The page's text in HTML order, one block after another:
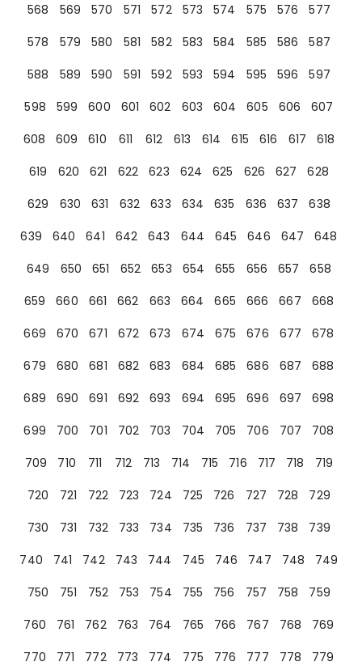
568
569 570 571 572 573 574 575 576
577
578
579 580 581 582 583 584 585 586
587
588
589 590 591 592 593 594 595 596
597
598
599 600 601 602 603 604 605 606
607
608
609 610 611 612 613 614 615 616 617
618
619
620 621 622 623 624 625 626 627
628
629
630 631 632 633 634 635 636 637
638
639
640 641 642 643 644 645 646 647
648
649
650 651 652 653 654 655 656 657
658
659
660 661 662 663 664 665 666 667
668
669
670 671 672 673 674 675 676 677
678
679
680 681 682 683 684 685 686 687
688
689
690 691 692 693 694 695 696 697
698
699
700 701 702 703 704 705 706 707
708
709
710 711 712 713 714 715 716 717 718
719
720
721 722 723 724 725 726 727 728
729
730
731 732 733 734 735 736 737 738
739
740
741 742 743 744 745 746 747 748
749
750
751 752 753 754 755 756 757 758
759
760
761 762 763 764 765 766 767 768
769
770
771 772 773 774 775 776 777 778
779